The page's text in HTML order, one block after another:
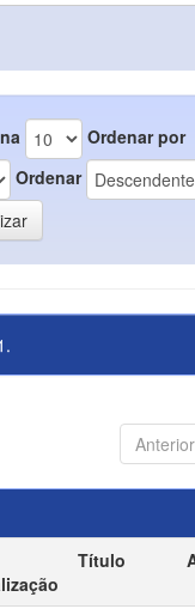
Ordenar por
Ordenar
Anterior
Título